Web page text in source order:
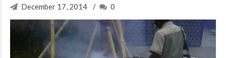
December 17, 2014 0